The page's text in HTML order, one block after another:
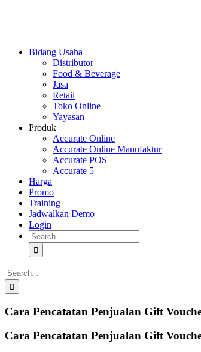
Bidang Usaha
Distributor
Food & Beverage
Jasa
Retail
Toko Online
Yayasan
Produk
Accurate Online
Accurate Online Manufaktur
Accurate POS
Accurate 5
Harga
Promo
Training
Jadwalkan Demo
Login
Search
for:
Search
for:
Cara Pencatatan Penjualan Gift
Cara Pencatatan Penjualan Gift